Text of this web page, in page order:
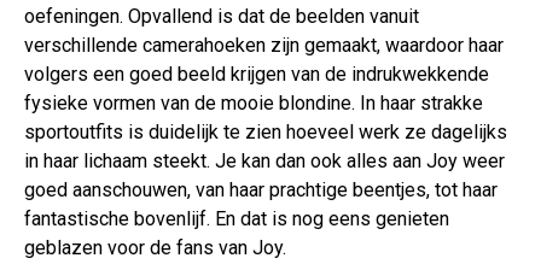
oefeningen. Opvallend is dat de beelden vanuit
verschillende camerahoeken zijn gemaakt, waardoor haar
volgers een goed beeld krijgen van de indrukwekkende
fysieke vormen van de mooie blondine. In haar strakke
sportoutfits is duidelijk te zien hoeveel werk ze dagelijks
in haar lichaam steekt. Je kan dan ook alles aan Joy weer
goed aanschouwen, van haar prachtige beentjes, tot haar
fantastische bovenlijf. En dat is nog eens genieten
geblazen voor de fans van Joy.